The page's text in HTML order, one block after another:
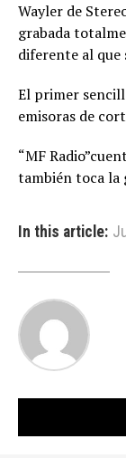
Wayler de
grabada
diferente al que
El primer
emisoras de
“MF
también toca la
In this article: